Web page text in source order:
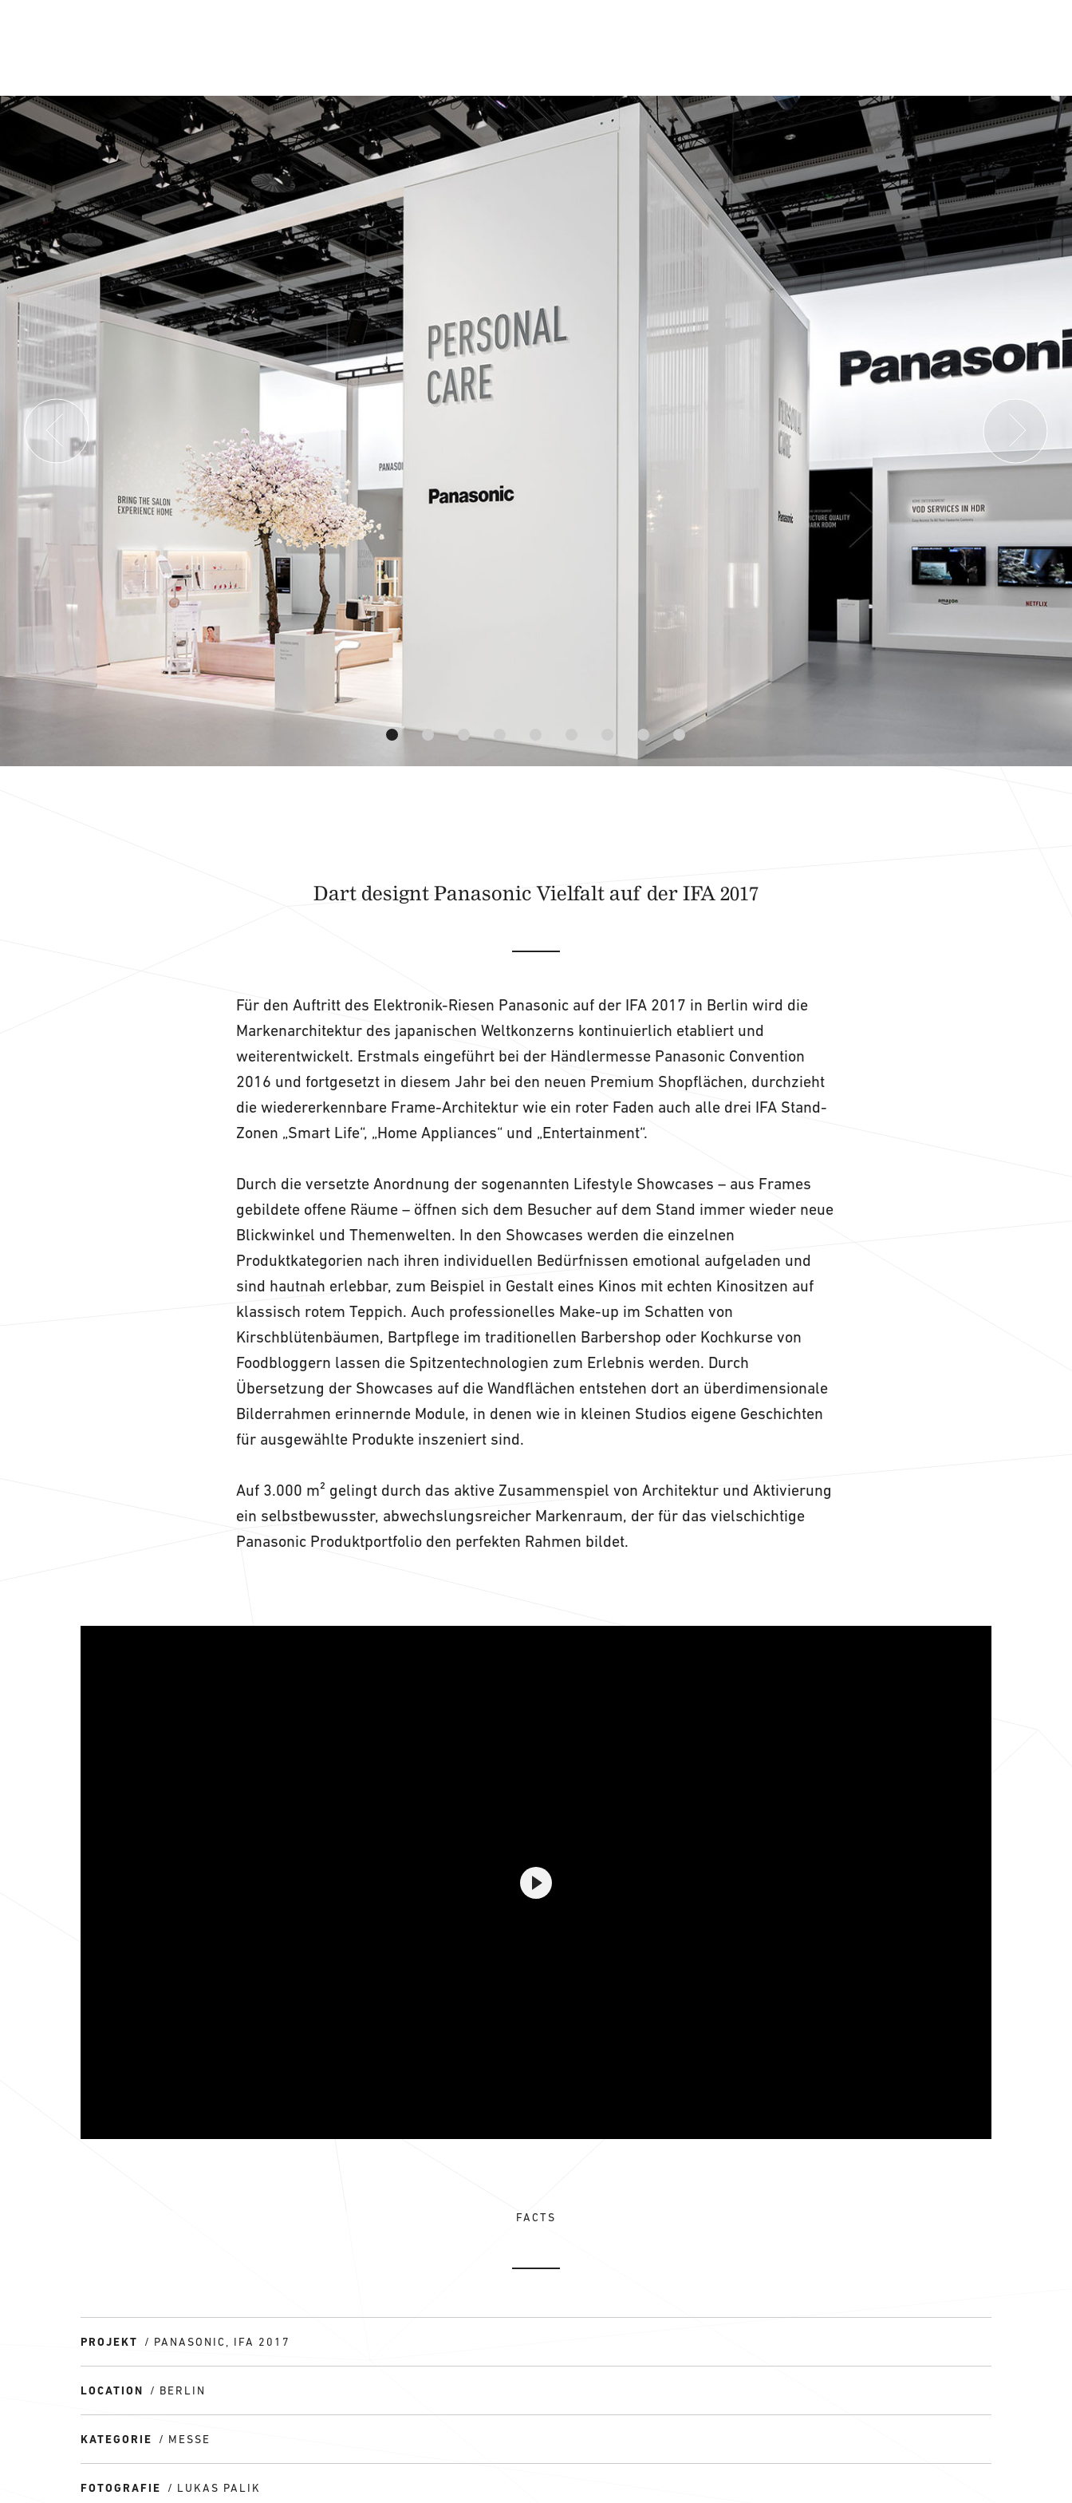
Dart designt Panasonic Vielfalt auf der IFA 2017
Für den Auftritt des Elektronik-Riesen Panasonic auf der IFA 2017 in Berlin wird die
Markenarchitektur des japanischen Weltkonzerns kontinuierlich etabliert und
weiterentwickelt. Erstmals eingeführt bei der Händlermesse Panasonic Convention
2016 und fortgesetzt in diesem Jahr bei den neuen Premium Shopflächen, durchzieht
die wiedererkennbare Frame-Architektur wie ein roter Faden auch alle drei IFA Stand-
Zonen „Smart Life“, „Home Appliances“ und „Entertainment“.
Durch die versetzte Anordnung der sogenannten Lifestyle Showcases – aus Frames
gebildete offene Räume – öffnen sich dem Besucher auf dem Stand immer wieder neue
Blickwinkel und Themenwelten. In den Showcases werden die einzelnen
Produktkategorien nach ihren individuellen Bedürfnissen emotional aufgeladen und
sind hautnah erlebbar, zum Beispiel in Gestalt eines Kinos mit echten Kinositzen auf
klassisch rotem Teppich. Auch professionelles Make-up im Schatten von
Kirschblütenbäumen, Bartpflege im traditionellen Barbershop oder Kochkurse von
Foodbloggern lassen die Spitzentechnologien zum Erlebnis werden. Durch
Übersetzung der Showcases auf die Wandflächen entstehen dort an überdimensionale
Bilderrahmen erinnernde Module, in denen wie in kleinen Studios eigene Geschichten
für ausgewählte Produkte inszeniert sind.
Auf 3.000 m² gelingt durch das aktive Zusammenspiel von Architektur und Aktivierung
ein selbstbewusster, abwechslungsreicher Markenraum, der für das vielschichtige
Panasonic Produktportfolio den perfekten Rahmen bildet.
FACTS
PROJEKT PANASONIC, IFA 2017
LOCATION BERLIN
KATEGORIE MESSE
FOTOGRAFIE LUKAS PALIK